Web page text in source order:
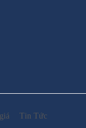
Tin Tức